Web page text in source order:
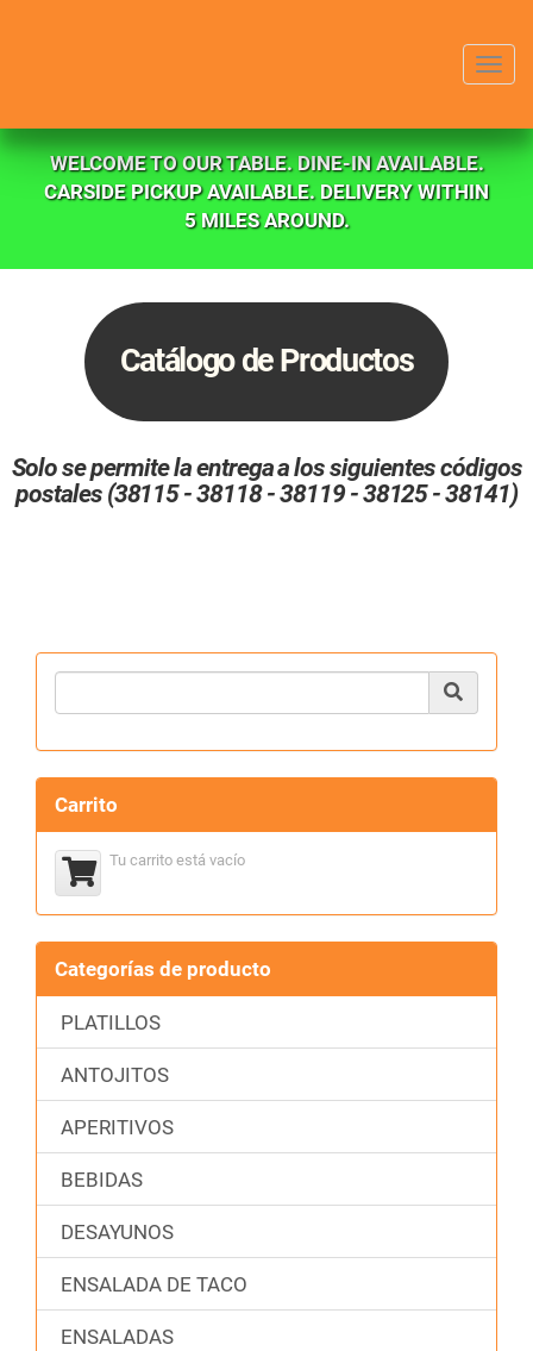
WELCOME TO OUR TABLE. DINE-IN AVAILABLE.
CARSIDE PICKUP AVAILABLE. DELIVERY WITHIN
5 MILES AROUND.
Menu
Catálogo de Productos
Solo se permite la entrega a los siguientes códigos
postales (38115 - 38118 - 38119 - 38125 - 38141)
Carrito
Tu carrito está vacío
Categorías de producto
PLATILLOS
ANTOJITOS
APERITIVOS
BEBIDAS
DESAYUNOS
ENSALADA DE TACO
ENSALADAS